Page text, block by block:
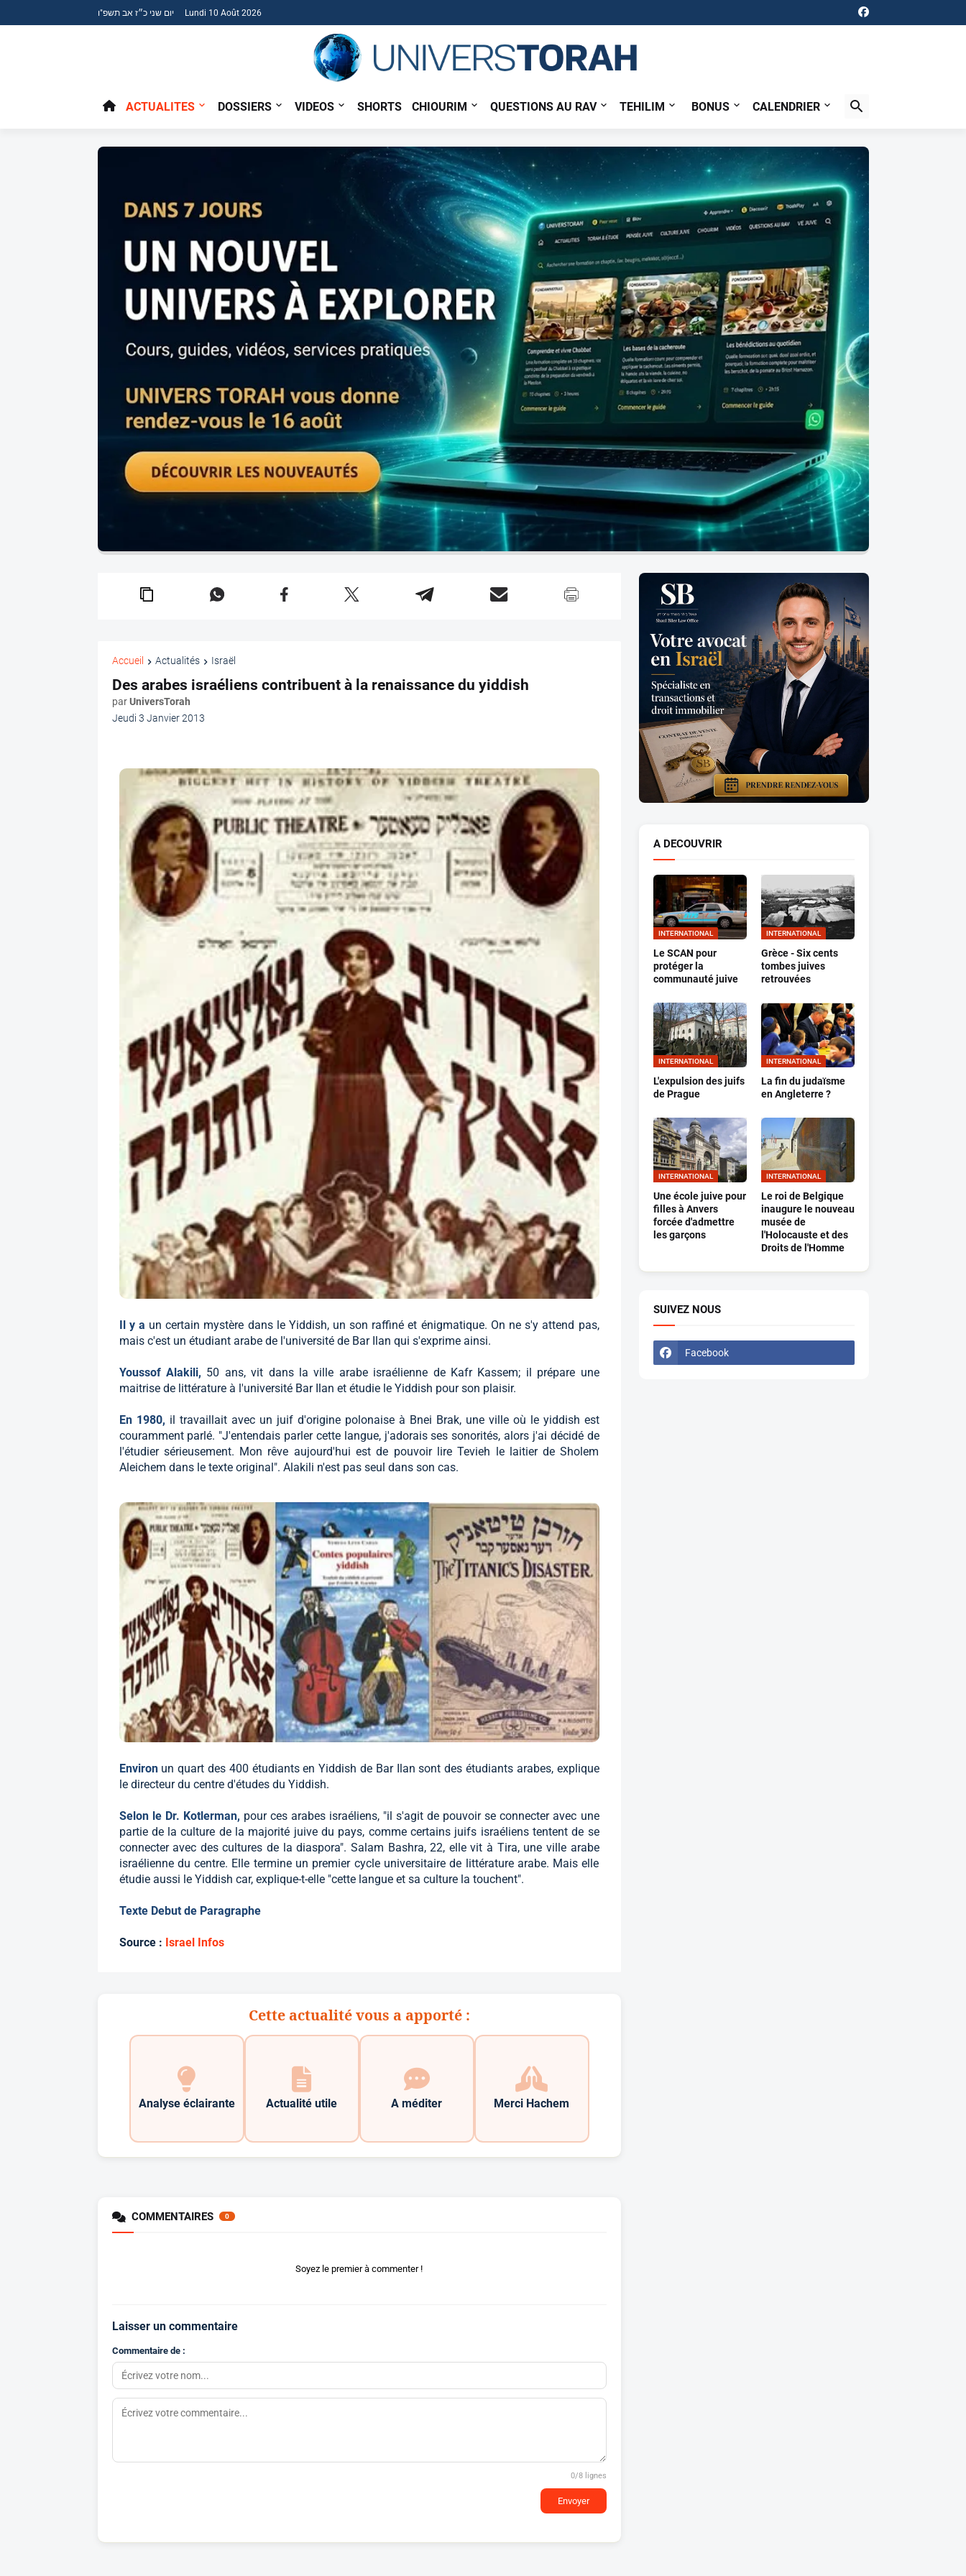
יום שני כ״ז אב תשפ"ו Lundi 10 Août 2026
ACTUALITES DOSSIERS VIDEOS SHORTS CHIOURIM QUESTIONS AU RAV TEHILIM BONUS CALENDRIER
Accueil Actualités Israël
Des arabes israéliens contribuent à la renaissance du yiddish
parUniversTorah
Jeudi 3 Janvier 2013
Il y a un certain mystère dans le Yiddish, un son raffiné et énigmatique. On ne s'y attend pas,
mais c'est un étudiant arabe de l'université de Bar Ilan qui s'exprime ainsi.
Youssof Alakili, 50 ans, vit dans la ville arabe israélienne de Kafr Kassem; il prépare une
maitrise de littérature à l'université Bar Ilan et étudie le Yiddish pour son plaisir.
En 1980, il travaillait avec un juif d'origine polonaise à Bnei Brak, une ville où le yiddish est
couramment parlé. "J'entendais parler cette langue, j'adorais ses sonorités, alors j'ai décidé de
l'étudier sérieusement. Mon rêve aujourd'hui est de pouvoir lire Tevieh le laitier de Sholem
Aleichem dans le texte original". Alakili n'est pas seul dans son cas.
Environ un quart des 400 étudiants en Yiddish de Bar Ilan sont des étudiants arabes, explique
le directeur du centre d'études du Yiddish.
Selon le Dr. Kotlerman, pour ces arabes israéliens, "il s'agit de pouvoir se connecter avec une
partie de la culture de la majorité juive du pays, comme certains juifs israéliens tentent de se
connecter avec des cultures de la diaspora". Salam Bashra, 22, elle vit à Tira, une ville arabe
israélienne du centre. Elle termine un premier cycle universitaire de littérature arabe. Mais elle
étudie aussi le Yiddish car, explique-t-elle "cette langue et sa culture la touchent".
Texte Debut de Paragraphe
Source : Israel Infos
Cette actualité vous a apporté :
Analyse éclairante Actualité utile A méditer Merci Hachem
COMMENTAIRES 0
Soyez le premier à commenter !
Laisser un commentaire
Commentaire de :
0/8 lignes
Envoyer
A DECOUVRIR
INTERNATIONAL
Le SCAN pour
protéger la
communauté juive
INTERNATIONAL
Grèce - Six cents
tombes juives
retrouvées
INTERNATIONAL
L'expulsion des juifs
de Prague
INTERNATIONAL
La fin du judaïsme
en Angleterre ?
INTERNATIONAL
Une école juive pour
filles à Anvers
forcée d'admettre
les garçons
INTERNATIONAL
Le roi de Belgique
inaugure le nouveau
musée de
l'Holocauste et des
Droits de l'Homme
SUIVEZ NOUS
Facebook